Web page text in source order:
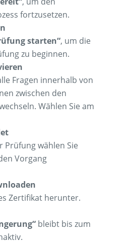
fortzusetzen.
starten“, um die
zu beginnen.
Fragen innerhalb von
zwischen den
Wählen Sie am
Prüfung wählen Sie
Vorgang
Zertifikat herunter.
bleibt bis zum